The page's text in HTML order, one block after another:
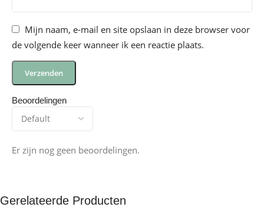
Beoordelingen
Er zijn nog geen beoordelingen.
Mijn naam, e-mail en site opslaan in deze browser voor
de volgende keer wanneer ik een reactie plaats.
Gerelateerde Producten